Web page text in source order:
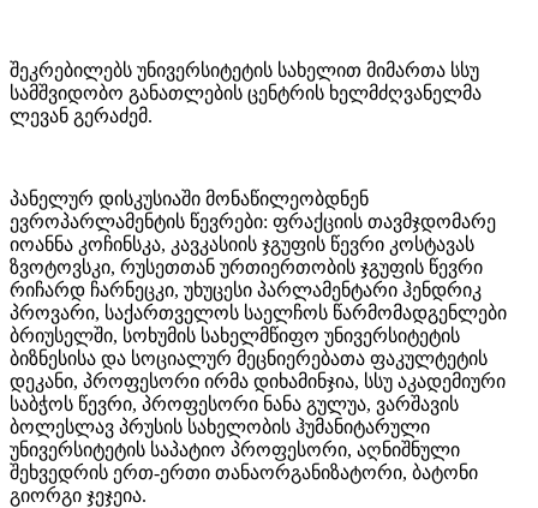
შეკრებილებს უნივერსიტეტის სახელით მიმართა სსუ
სამშვიდობო განათლების ცენტრის ხელმძღვანელმა
ლევან გერაძემ.
პანელურ დისკუსიაში მონაწილეობდნენ
ევროპარლამენტის წევრები: ფრაქციის თავმჯდომარე
იოანნა კოჩინსკა, კავკასიის ჯგუფის წევრი კოსტავას
ზვოტოვსკი, რუსეთთან ურთიერთობის ჯგუფის წევრი
რიჩარდ ჩარნეცკი, უხუცესი პარლამენტარი ჰენდრიკ
პროვარი, საქართველოს საელჩოს წარმომადგენლები
ბრიუსელში, სოხუმის სახელმწიფო უნივერსიტეტის
ბიზნესისა და სოციალურ მეცნიერებათა ფაკულტეტის
დეკანი, პროფესორი ირმა დიხამინჯია, სსუ აკადემიური
საბჭოს წევრი, პროფესორი ნანა გულუა, ვარშავის
ბოლესლავ პრუსის სახელობის ჰუმანიტარული
უნივერსიტეტის საპატიო პროფესორი, აღნიშნული
შეხვედრის ერთ-ერთი თანაორგანიზატორი, ბატონი
გიორგი ჯეჯეია.